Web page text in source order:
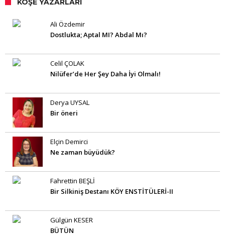
KÖŞE YAZARLARI
Ali Özdemir
Dostlukta; Aptal MI? Abdal Mı?
Celil ÇOLAK
Nilüfer’de Her Şey Daha İyi Olmalı!
Derya UYSAL
Bir öneri
Elçin Demirci
Ne zaman büyüdük?
Fahrettin BEŞLİ
Bir Silkiniş Destanı KÖY ENSTİTÜLERİ-II
Gülgün KESER
BÜTÜN